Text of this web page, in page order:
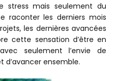
stress mais seulement du
raconter les derniers mois
les dernières avancées
cette sensation d’être en
seulement l’envie de
ensemble.